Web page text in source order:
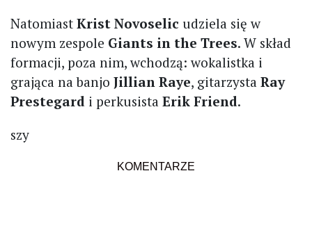
Natomiast Krist Novoselic udziela się w
nowym zespole Giants in the Trees. W skład
formacji, poza nim, wchodzą: wokalistka i
grająca na banjo Jillian Raye, gitarzysta Ray
Prestegard i perkusista Erik Friend.
szy
KOMENTARZE